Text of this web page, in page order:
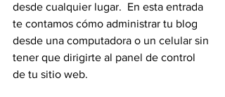
desde cualquier lugar.  En esta entrada
te contamos cómo administrar tu blog
desde una computadora o un celular sin
tener que dirigirte al panel de control
de tu sitio web.